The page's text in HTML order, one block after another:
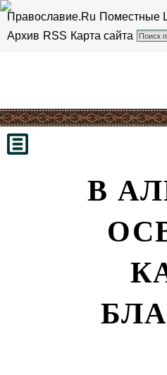
Православие.Ru Поместные
Архив RSS Карта сайта
В